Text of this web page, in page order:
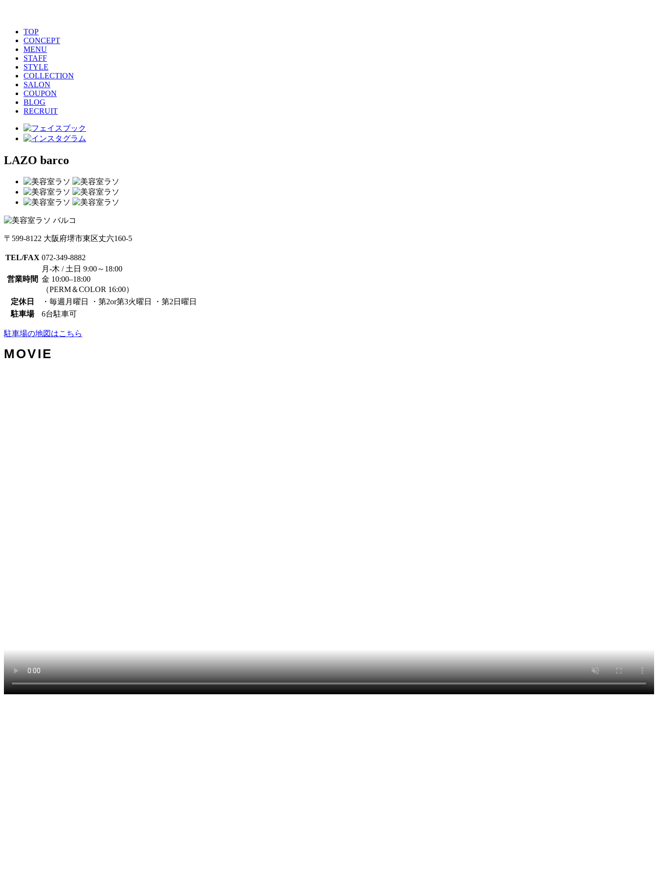
TOP
CONCEPT
MENU
STAFF
STYLE
COLLECTION
SALON
COUPON
BLOG
RECRUIT
LAZO barco
〒599-8122 大阪府堺市東区丈六160-5
TEL/FAX 072-349-8882
営業時間
月-木 / 土日 9:00～18:00
金 10:00–18:00
（PERM＆COLOR 16:00）
定休日
・毎週月曜日 ・第2or第3火曜日 ・第2日曜日
駐車場
6台駐車可
駐車場の地図はこちら
MOVIE